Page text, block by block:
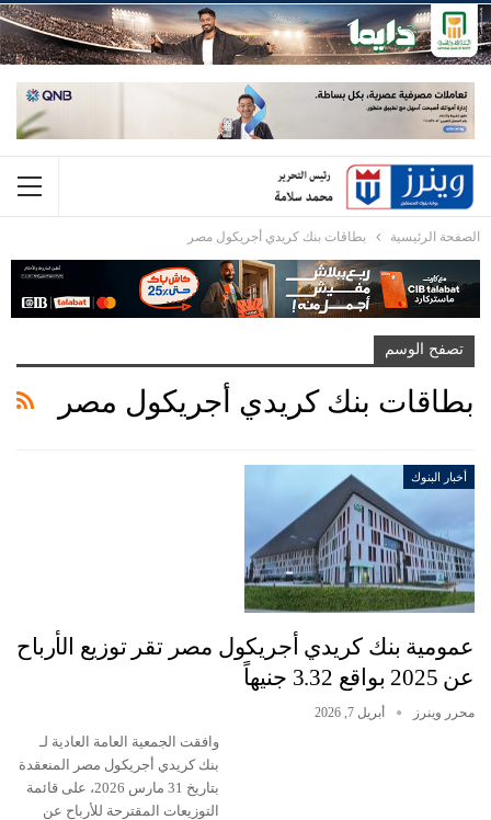
الصفحة الرئيسية بطاقات بنك كريدي أجريكول مصر
تصفح الوسم
بطاقات بنك كريدي أجريكول مصر
أخبار البنوك
عمومية بنك كريدي أجريكول مصر تقر توزيع الأرباح
عن 2025 بواقع 3.32 جنيهاً
محرر وينرز أبريل 7, 2026
وافقت الجمعية العامة العادية لـ
بنك كريدي أجريكول مصر المنعقدة
بتاريخ 31 مارس 2026، على قائمة
التوزيعات المقترحة للأرباح عن